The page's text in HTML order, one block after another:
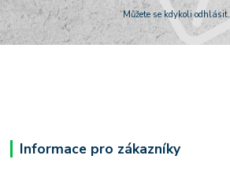
Můžete se kdykoli odhlásit.
Informace pro zákazníky